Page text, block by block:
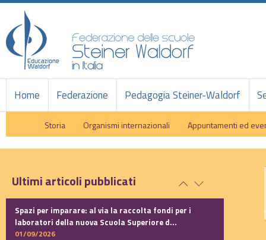
Home Federazione Pedagogia Steiner-Waldorf
Storia Organismi internazionali Appuntamenti ed
Ultimi articoli pubblicati
Spazi per imparare: al via la raccolta fondi per i
laboratori della nuova Scuola Superiore d...
01/09/2026